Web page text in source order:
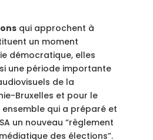
qui approchent à
un moment
démocratique, elles
une période importante
de la
Bruxelles et pour le
qui a préparé et
un nouveau “règlement
des élections”.